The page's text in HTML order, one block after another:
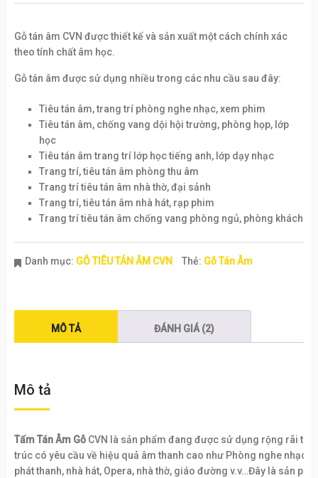
dựa trên
Gỗ tán âm CVN được thiết kế và sản xuất một cách chính xác
theo tính chất âm học.
Gỗ tán âm được sử dụng nhiều trong các nhu cầu sau đây:
Tiêu tán âm, trang trí phòng nghe nhạc, xem phim
Tiêu tán âm, chống vang dội hội trường, phòng họp, lớp
học
Tiêu tán âm trang trí lớp học tiếng anh, lớp dạy nhạc
Trang trí, tiêu tán âm phòng thu âm
Trang trí tiêu tán âm nhà thờ, đại sảnh
Trang trí, tiêu tán âm nhà hát, rạp phim
Trang trí tiêu tán âm chống vang phòng ngủ, phòng khách
Danh mục: GỖ TIÊU TÁN ÂM CVN Thẻ: Gỗ Tán Âm
MÔ TẢ ĐÁNH GIÁ (2)
Mô tả
Tấm Tán Âm GỗCVN là sản phẩm đang được sử dụng rộng rãi
trúc có yêu cầu về hiệu quả âm thanh cao như Phòng nghe nhạc
phát thanh, nhà hát, Opera, nhà thờ, giáo đường v.v…Đây là sản